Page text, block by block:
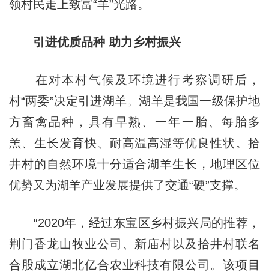
领村民走上致富“羊”光路。
引进优质品种 助力乡村振兴
在对本村气候及环境进行考察调研后，
村“两委”决定引进湖羊。湖羊是我国一级保护地
方畜禽品种，具有早熟、一年一胎、每胎多
羔、生长发育快、耐高温高湿等优良性状。拾
井村的自然环境十分适合湖羊生长，地理区位
优势又为湖羊产业发展提供了交通“硬”支撑。
“2020年，经过东宝区乡村振兴局的推荐，
荆门香龙山牧业公司、新庙村以及拾井村联名
合股成立湖北亿合农业科技有限公司。该项目